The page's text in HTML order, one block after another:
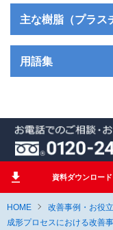
HOME 改善事例・お役
成形プロセスにおける改善
主な樹脂（プラス
用語集
資料ダウンロード